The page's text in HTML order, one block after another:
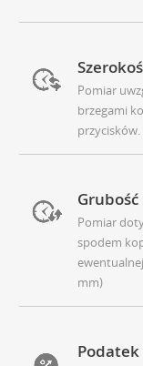
Pomiar
brzegami
Pomiar
spodem
mm)
Podatek